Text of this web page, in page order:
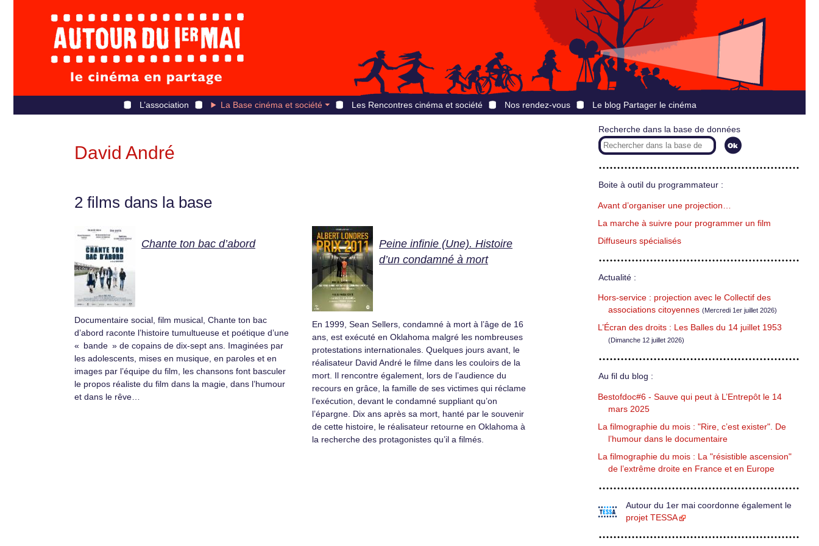
L’association La Base cinéma et société Les Rencontres cinéma et société Nos rendez-vous Le blog Partager le cinéma
David André
2 films dans la base
Chante ton bac d’abord
Documentaire social, film musical, Chante ton bac
d’abord raconte l’histoire tumultueuse et poétique d’une
« bande » de copains de dix-sept ans. Imaginées par
les adolescents, mises en musique, en paroles et en
images par l’équipe du film, les chansons font basculer
le propos réaliste du film dans la magie, dans l’humour
et dans le rêve…
Peine infinie (Une). Histoire
d’un condamné à mort
En 1999, Sean Sellers, condamné à mort à l’âge de 16
ans, est exécuté en Oklahoma malgré les nombreuses
protestations internationales. Quelques jours avant, le
réalisateur David André le filme dans les couloirs de la
mort. Il rencontre également, lors de l’audience du
recours en grâce, la famille de ses victimes qui réclame
l’exécution, devant le condamné suppliant qu’on
l’épargne. Dix ans après sa mort, hanté par le souvenir
de cette histoire, le réalisateur retourne en Oklahoma à
la recherche des protagonistes qu’il a filmés.
Recherche dans la base de données
Boite à outil du programmateur :
Avant d’organiser une projection…
La marche à suivre pour programmer un film
Diffuseurs spécialisés
Actualité :
Hors-service : projection avec le Collectif des
associations citoyennes (Mercredi 1er juillet 2026)
L’Écran des droits : Les Balles du 14 juillet 1953
(Dimanche 12 juillet 2026)
Au fil du blog :
Bestofdoc#6 - Sauve qui peut à L’Entrepôt le 14
mars 2025
La filmographie du mois : "Rire, c’est exister". De
l’humour dans le documentaire
La filmographie du mois : La "résistible ascension"
de l’extrême droite en France et en Europe
Autour du 1er mai coordonne également le
projet TESSA